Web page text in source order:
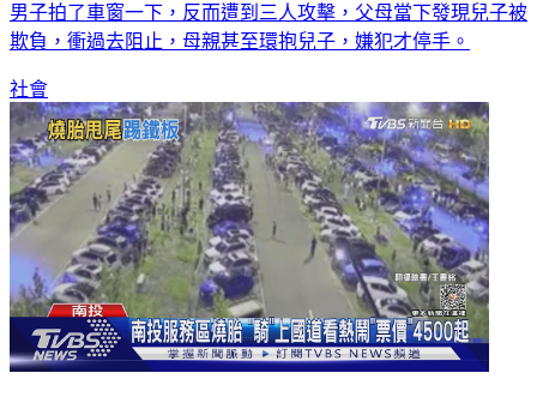
男子拍了車窗一下，反而遭到三人攻擊，父母當下發現兒子被
欺負，衝過去阻止，母親甚至環抱兒子，嫌犯才停手。
社會